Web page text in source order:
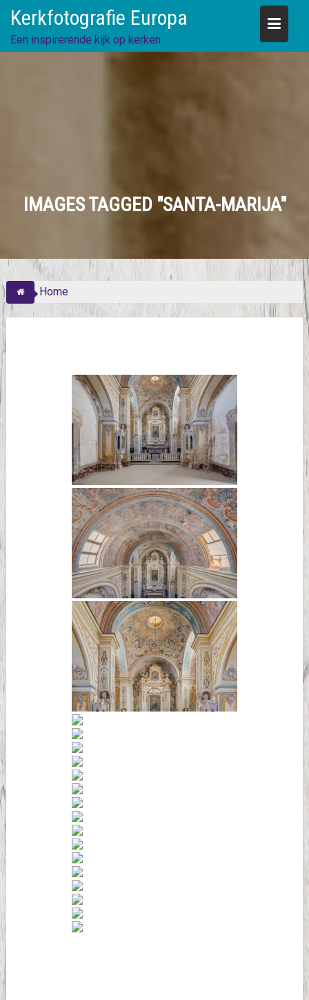
content
Kerkfotografie Europa
Een inspirerende kijk op kerken
IMAGES TAGGED "SANTA-MARIJA"
Home